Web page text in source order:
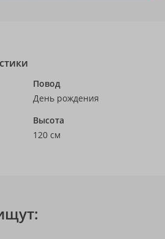
Повод
День рождения
Высота
120 см